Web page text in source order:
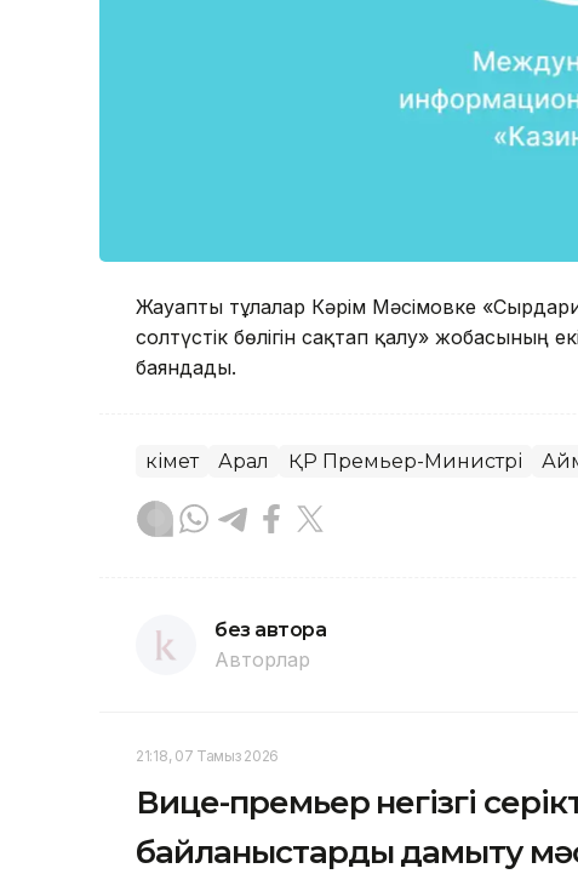
Жауапты тұлғалар Кәрім Мәсімовке
солтүстік бөлігін сақтап қалу» жобасының
баяндады.
Үкімет Арал ҚР Премьер-Министрі
без автора
Авторлар
21:18, 07 Тамыз 2026
Вице-премьер негізгі
байланыстарды дамыту